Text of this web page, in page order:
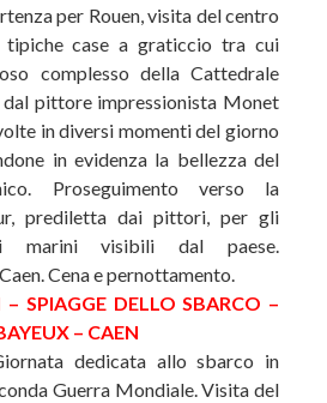
per Rouen, visita del centro
case a graticcio tra cui
complesso della Cattedrale
pittore impressionista Monet
in diversi momenti del giorno
in evidenza la bellezza del
Proseguimento verso la
prediletta dai pittori, per gli
marini visibili dal paese.
Cena e pernottamento.
SPIAGGE DELLO SBARCO –
– CAEN
dedicata allo sbarco in
Guerra Mondiale. Visita del